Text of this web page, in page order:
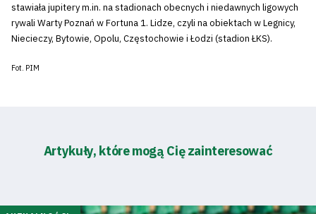
stawiała jupitery m.in. na stadionach obecnych i niedawnych ligowych
rywali Warty Poznań w Fortuna 1. Lidze, czyli na obiektach w Legnicy,
Niecieczy, Bytowie, Opolu, Częstochowie i Łodzi (stadion ŁKS).
Fot. PIM
Artykuły, które mogą Cię zainteresować